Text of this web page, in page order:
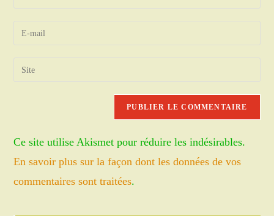
Enter
address
Saisir
(facultatif)
Ce site utilise Akismet pour réduire les indésirables.
En savoir plus sur la façon dont les données de vos
commentaires sont traitées.